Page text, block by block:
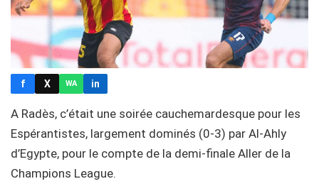
f X WA in
A Radès, c’était une soirée cauchemardesque pour les
Espérantistes, largement dominés (0-3) par Al-Ahly
d’Egypte, pour le compte de la demi-finale Aller de la
Champions League.